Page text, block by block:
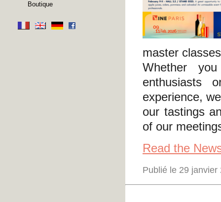
Boutique
master
Whether
enthusiasts
experience,
our tastings
of our
Read the
Publié le 29